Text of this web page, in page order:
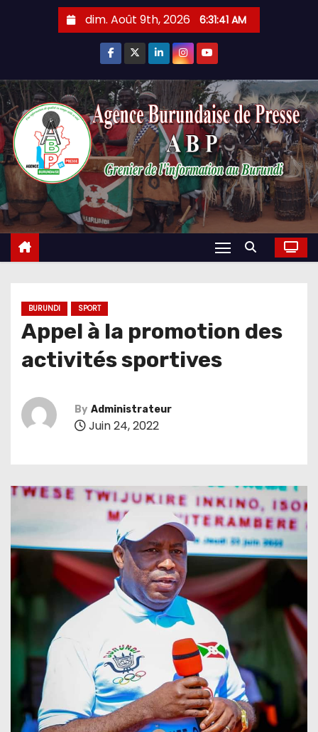
dim. Août 9th, 2026 6:31:42 AM
BURUNDI SPORT
Appel à la promotion des
activités sportives
By Administrateur
Juin 24, 2022